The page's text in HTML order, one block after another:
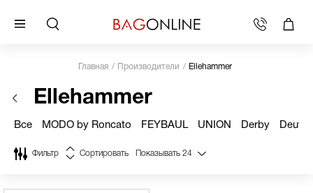
Главная Производители Ellehammer
Ellehammer
Все MODO by Roncato FEYBAUL UNION Derby Deuter
Фильтр Сортировать Показывать 24